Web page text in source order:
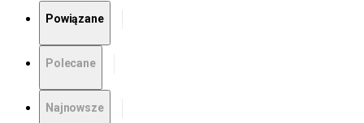
Powiązane
Polecane
Najnowsze